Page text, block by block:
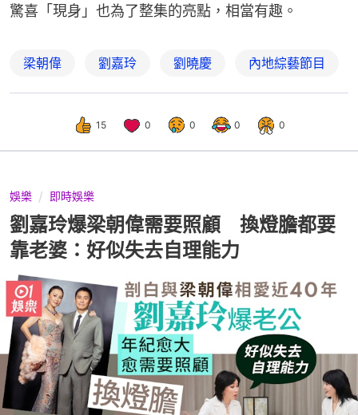
驚喜「現身」也為了整集的亮點，相當有趣。
梁朝偉 劉嘉玲 劉曉慶 內地綜藝節目
15 0 0 0 0
娛樂 即時娛樂
劉嘉玲爆梁朝偉需要照顧 換燈膽都要
靠老婆：好似失去自理能力